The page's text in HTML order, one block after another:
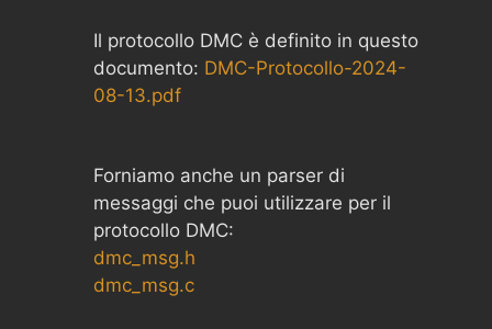
Il protocollo DMC è definito in questo
documento: DMC-Protocollo-2024-
08-13.pdf
Forniamo anche un parser di
messaggi che puoi utilizzare per il
protocollo DMC:
dmc_msg.h
dmc_msg.c